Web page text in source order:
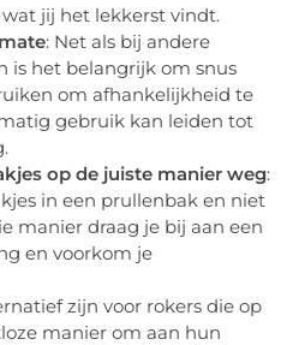
jij het lekkerst vindt.
: Net als bij andere
is het belangrijk om snus
om afhankelijkheid te
gebruik kan leiden tot
op de juiste manier weg:
in een prullenbak en niet
manier draag je bij aan een
en voorkom je
zijn voor rokers die op
manier om aan hun